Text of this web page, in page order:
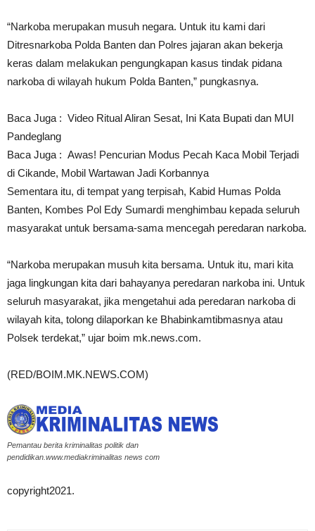
“Narkoba merupakan musuh negara. Untuk itu kami dari
Ditresnarkoba Polda Banten dan Polres jajaran akan bekerja
keras dalam melakukan pengungkapan kasus tindak pidana
narkoba di wilayah hukum Polda Banten,” pungkasnya.
Baca Juga : Video Ritual Aliran Sesat, Ini Kata Bupati dan MUI
Pandeglang
Baca Juga : Awas! Pencurian Modus Pecah Kaca Mobil Terjadi
di Cikande, Mobil Wartawan Jadi Korbannya
Sementara itu, di tempat yang terpisah, Kabid Humas Polda
Banten, Kombes Pol Edy Sumardi menghimbau kepada seluruh
masyarakat untuk bersama-sama mencegah peredaran narkoba.
“Narkoba merupakan musuh kita bersama. Untuk itu, mari kita
jaga lingkungan kita dari bahayanya peredaran narkoba ini. Untuk
seluruh masyarakat, jika mengetahui ada peredaran narkoba di
wilayah kita, tolong dilaporkan ke Bhabinkamtibmasnya atau
Polsek terdekat,” ujar boim mk.news.com.
(RED/BOIM.MK.NEWS.COM)
Pemantau berita kriminalitas politik dan
pendidikan.www.mediakriminalitas news com
copyright2021.